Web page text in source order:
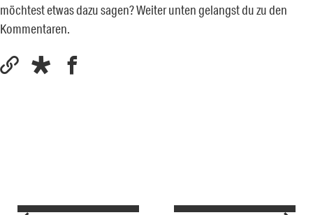
möchtest etwas dazu sagen? Weiter unten gelangst du zu den
Kommentaren.